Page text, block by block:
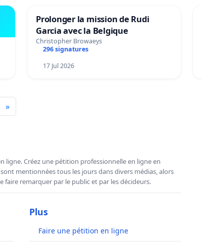
Prolonger la mission de Rudi
Garcia avec la Belgique
Christopher Browaeys
296 signatures
17 Jul 2026
»
Créez une pétition professionnelle en ligne en
mentionnées tous les jours dans divers médias, alors
remarquer par le public et par les décideurs.
Plus
Faire une pétition en ligne